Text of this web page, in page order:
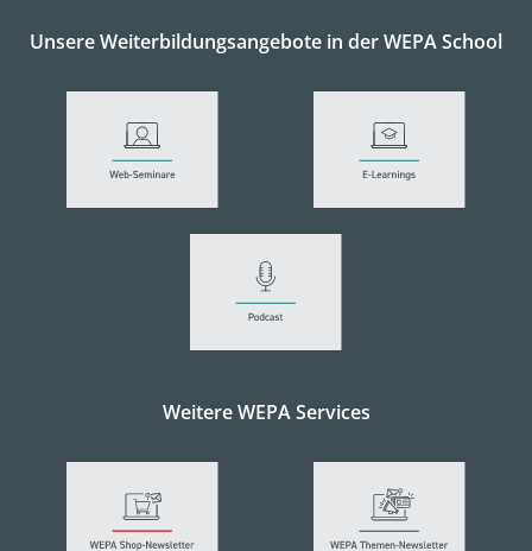
Unsere Weiterbildungsangebote in der WEPA School
Weitere WEPA Services